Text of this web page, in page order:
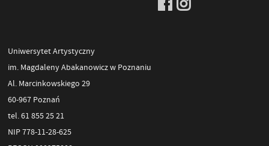
Uniwersytet Artystyczny
im. Magdaleny Abakanowicz w Poznaniu
Al. Marcinkowskiego 29
60-967 Poznań
tel. 61 855 25 21
NIP 778-11-28-625